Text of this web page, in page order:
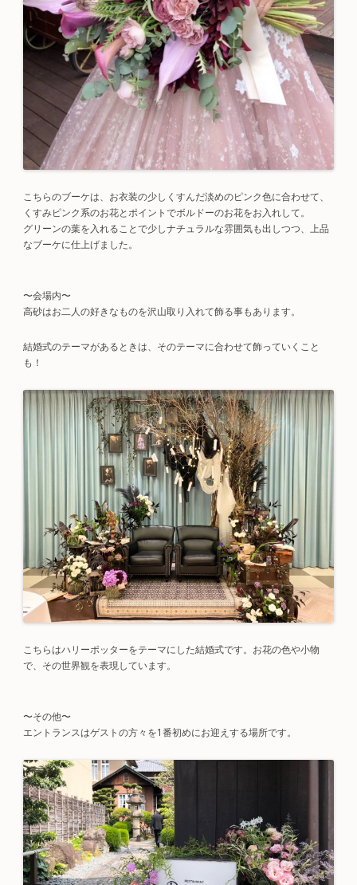
こちらのブーケは、お衣装の少しくすんだ淡めのピンク色に合わせて、
くすみピンク系のお花とポイントでボルドーのお花をお入れして。
グリーンの葉を入れることで少しナチュラルな雰囲気も出しつつ、上品
なブーケに仕上げました。
〜会場内〜
高砂はお二人の好きなものを沢山取り入れて飾る事もあります。
結婚式のテーマがあるときは、そのテーマに合わせて飾っていくこと
も！
こちらはハリーポッターをテーマにした結婚式です。お花の色や小物
で、その世界観を表現しています。
〜その他〜
エントランスはゲストの方々を1番初めにお迎えする場所です。